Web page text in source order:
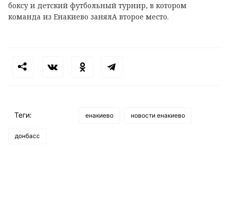
боксу и детский футбольный турнир, в котором
команда из Енакиево занялА второе место.
Теги: енакиево новости енакиево
донбасс